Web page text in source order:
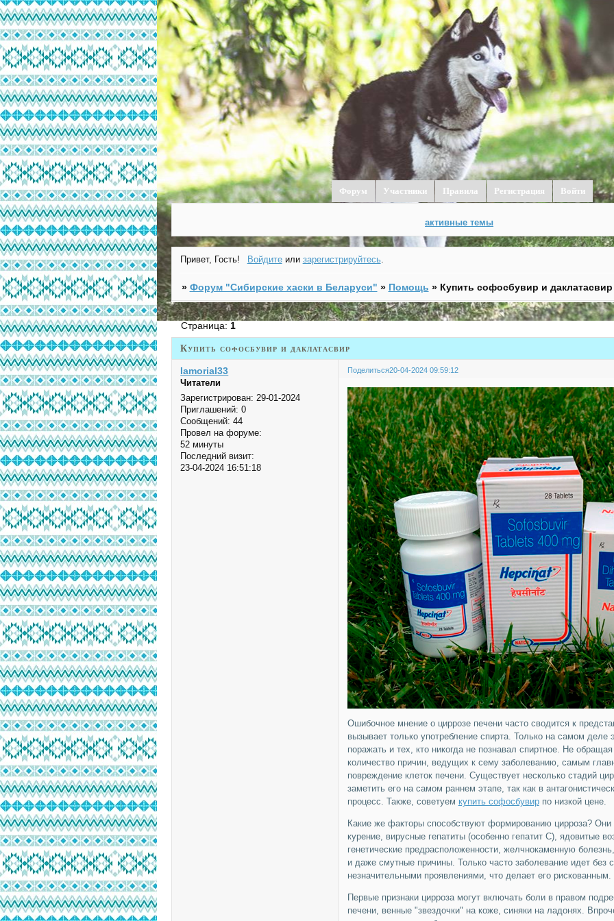
Форум Участники Правила Регистрация Войти
активные темы
Привет, Гость! Войдитеили зарегистрируйтесь.
» Форум "Cибирские хаски в Беларуси" » Помощь » Купить софосбувир и даклатасвир
Купить софосбувир и даклатасвир
Страница: 1
Поделиться20-04-2024 09:59:12
Iamorial33
Читатели
Зарегистрирован: 29-01-2024
Приглашений: 0
Сообщений: 44
Провел на форуме:
52 минуты
Последний визит:
23-04-2024 16:51:18
Ошибочное мнение о циррозе печени часто сводится к
вызывает только употребление спирта. Только на самом деле
поражать и тех, кто никогда не познавал спиртное. Не
количество причин, ведущих к сему заболеванию, самым
повреждение клеток печени. Существует несколько стадий
заметить его на самом раннем этапе, так как в
процесс. Также, советуем купить софосбувирпо низкой цене.
Какие же факторы способствуют формированию цирроза?
курение, вирусные гепатиты (особенно гепатит C), ядовитые
генетические предрасположенности, желчнокаменную
и даже смутные причины. Только часто заболевание идет без
незначительными проявлениями, что делает его рискованным.
Первые признаки цирроза могут включать боли в правом
печени, венные "звездочки" на коже, синяки на ладонях.